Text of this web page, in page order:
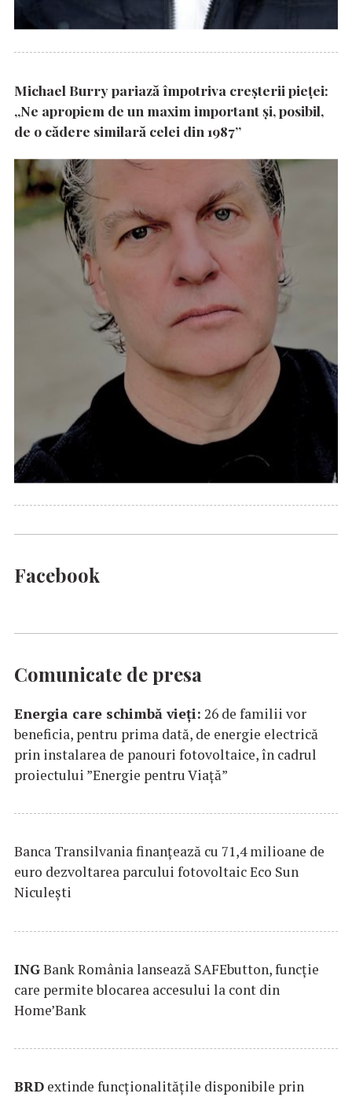
Michael Burry pariază împotriva creșterii pieței:
„Ne apropiem de un maxim important și, posibil,
de o cădere similară celei din 1987”
Facebook
Comunicate de presa
Energia care schimbă vieți: 26 de familii vor
beneficia, pentru prima dată, de energie electrică
prin instalarea de panouri fotovoltaice, în cadrul
proiectului ”Energie pentru Viață”
Banca Transilvania finanțează cu 71,4 milioane de
euro dezvoltarea parcului fotovoltaic Eco Sun
Niculești
INGBank România lansează SAFEbutton, funcţie
care permite blocarea accesului la cont din
Home’Bank
BRD extinde funcţionalităţile disponibile prin